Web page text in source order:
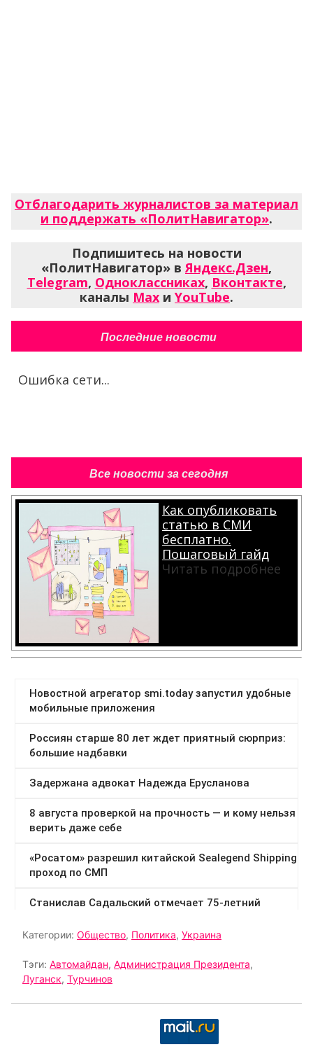
Отблагодарить журналистов за материал
и поддержать «ПолитНавигатор».
Подпишитесь на новости
«ПолитНавигатор» вЯндекс.Дзен,
Telegram, Одноклассниках, Вконтакте,
каналы Max и YouTube.
Последние новости
Ошибка сети...
Все новости за сегодня
Как опубликовать
статью в СМИ
бесплатно.
Пошаговый гайд
Читать подробнее
Категории: Общество, Политика, Украина
Тэги: Автомайдан, Администрация Президента,
Луганск, Турчинов